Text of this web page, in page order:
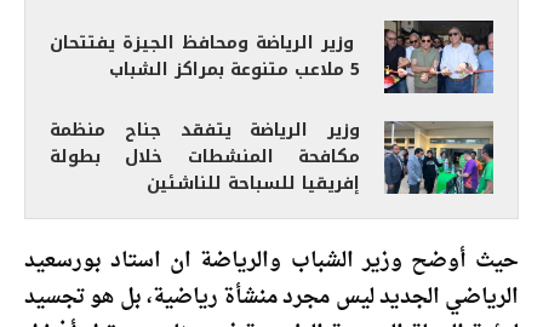
وزير الرياضة ومحافظ الجيزة يفتتحان
5 ملاعب متنوعة بمراكز الشباب
وزير الرياضة يتفقد جناح منظمة
مكافحة المنشطات خلال بطولة
إفريقيا للسباحة للناشئين
حيث أوضح وزير الشباب والرياضة ان استاد بورسعيد
الرياضي الجديد ليس مجرد منشأة رياضية، بل هو تجسيد